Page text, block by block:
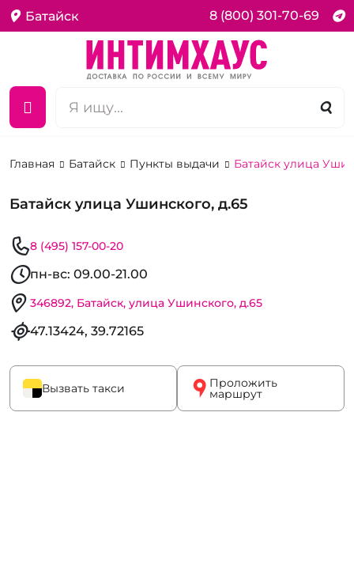
Батайск 8 (800) 301-70-69
Главная Батайск Пункты выдачи Батайск улица
Батайск улица Ушинского, д.65
8 (495) 157-00-20
пн-вс: 09.00-21.00
346892, Батайск, улица Ушинского, д.65
47.13424, 39.72165
Вызвать такси Проложить
маршрут